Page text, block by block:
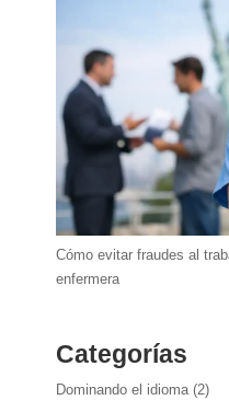
Cómo evitar fraudes al
enfermera
Categorías
Dominando el idioma(2)